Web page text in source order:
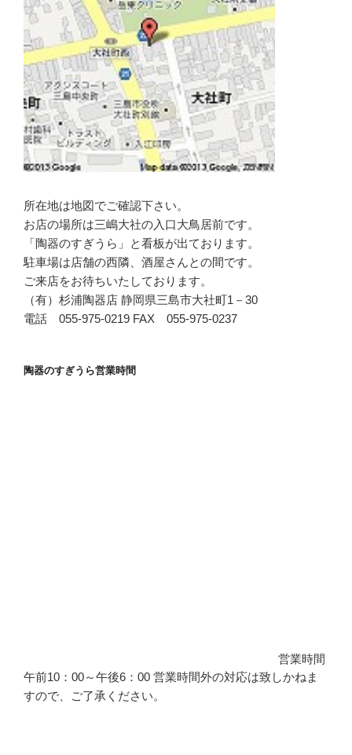
所在地は地図でご確認下さい。
お店の場所は三嶋大社の入口大鳥居前です。
「陶器のすぎうら」と看板が出ております。
駐車場は店舗の西隣、酒屋さんとの間です。
ご来店をお待ちいたしております。
（有）杉浦陶器店 静岡県三島市大社町1－30
電話 055-975-0219 FAX 055-975-0237
陶器のすぎうら営業時間
営業時間
午前10：00～午後6：00 営業時間外の対応は致しかねま
すので、ご了承ください。